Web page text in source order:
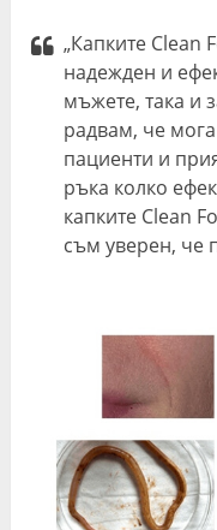
„Капките Clean
надежден и
мъжете, така и
радвам, че
пациенти и
ръка колко
капките Clean
съм уверен, че